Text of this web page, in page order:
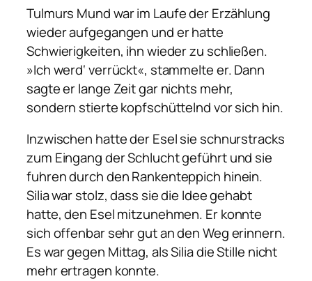
Tulmurs Mund war im Laufe der Erzählung
wieder aufgegangen und er hatte
Schwierigkeiten, ihn wieder zu schließen.
»Ich werd‘ verrückt«, stammelte er. Dann
sagte er lange Zeit gar nichts mehr,
sondern stierte kopfschüttelnd vor sich hin.
Inzwischen hatte der Esel sie schnurstracks
zum Eingang der Schlucht geführt und sie
fuhren durch den Rankenteppich hinein.
Silia war stolz, dass sie die Idee gehabt
hatte, den Esel mitzunehmen. Er konnte
sich offenbar sehr gut an den Weg erinnern.
Es war gegen Mittag, als Silia die Stille nicht
mehr ertragen konnte.